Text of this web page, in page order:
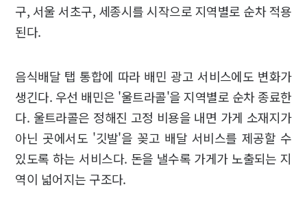
구, 서울 서초구, 세종시를 시작으로 지역별로 순차 적용
된다.
음식배달 탭 통합에 따라 배민 광고 서비스에도 변화가
생긴다. 우선 배민은 '울트라콜'을 지역별로 순차 종료한
다. 울트라콜은 정해진 고정 비용을 내면 가게 소재지가
아닌 곳에서도 '깃발'을 꽂고 배달 서비스를 제공할 수
있도록 하는 서비스다. 돈을 낼수록 가게가 노출되는 지
역이 넓어지는 구조다.